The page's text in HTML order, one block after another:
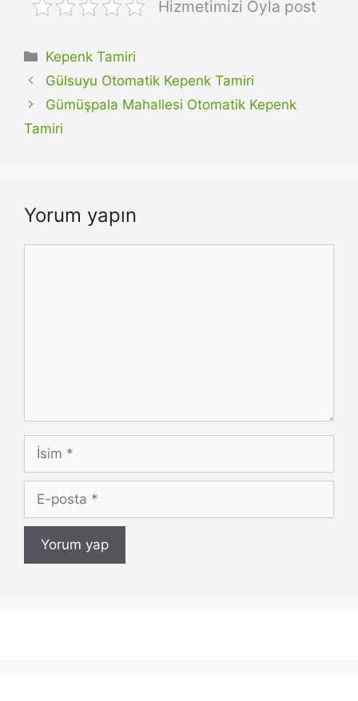
Hizmetimizi Oyla post
Kategoriler
Kepenk Tamiri
Gülsuyu Otomatik Kepenk Tamiri
Gümüşpala Mahallesi Otomatik Kepenk
Tamiri
Yorum yapın
İsim
posta